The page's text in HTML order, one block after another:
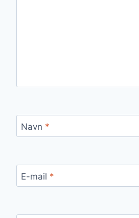
Navn *
E-mail *